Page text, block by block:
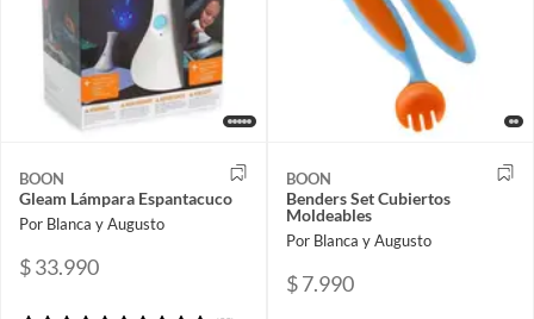
BOON
Gleam Lámpara Espantacuco
Por Blanca y Augusto
$ 33.990
BOON
Benders Set Cubiertos
Moldeables
Por Blanca y Augusto
$ 7.990